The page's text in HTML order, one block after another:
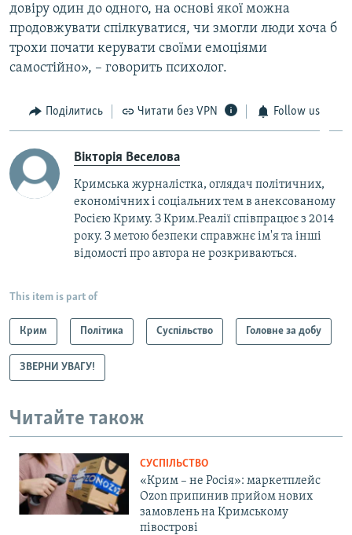
довіру один до одного, на основі якої можна
продовжувати спілкуватися, чи змогли люди хоча б
трохи почати керувати своїми емоціями
самостійно», ­­­– говорить психолог.
Поділитись Читати без VPN Follow us
Вікторія Веселова
Кримська журналістка, оглядач політичних,
економічних і соціальних тем в анексованому
Росією Криму. З Крим.Реалії співпрацює з 2014
року. З метою безпеки справжнє ім'я та інші
відомості про автора не розкриваються.
This item is part of
Крим Політика Суспільство Головне за добу
ЗВЕРНИ УВАГУ!
Читайте також
СУСПІЛЬСТВО
«Крим – не Росія»: маркетплейс
Ozon припинив прийом нових
замовлень на Кримському
півострові